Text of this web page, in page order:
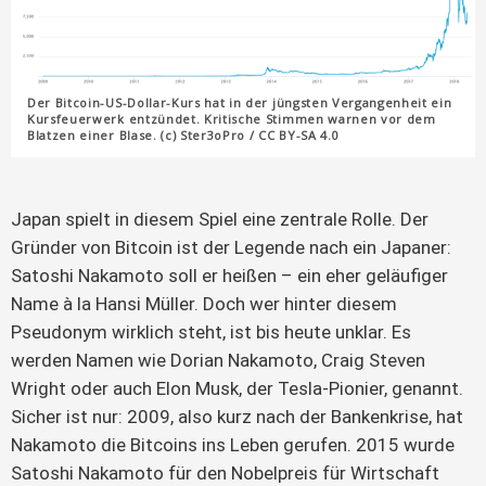
Der Bitcoin-US-Dollar-Kurs hat in der jüngsten Vergangenheit ein
Kursfeuerwerk entzündet. Kritische Stimmen warnen vor dem
Blatzen einer Blase. (c) Ster3oPro / CC BY-SA 4.0
Japan spielt in diesem Spiel eine zentrale Rolle. Der
Gründer von Bitcoin ist der Legende nach ein Japaner:
Satoshi Nakamoto soll er heißen – ein eher geläufiger
Name à la Hansi Müller. Doch wer hinter diesem
Pseudonym wirklich steht, ist bis heute unklar. Es
werden Namen wie Dorian Nakamoto, Craig Steven
Wright oder auch Elon Musk, der Tesla-Pionier, genannt.
Sicher ist nur: 2009, also kurz nach der Bankenkrise, hat
Nakamoto die Bitcoins ins Leben gerufen. 2015 wurde
Satoshi Nakamoto für den Nobelpreis für Wirtschaft